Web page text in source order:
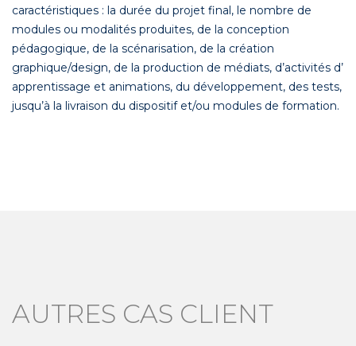
caractéristiques : la durée du projet final, le nombre de
modules ou modalités produites, de la conception
pédagogique, de la scénarisation, de la création
graphique/design, de la production de médiats, d’activités d’
apprentissage et animations, du développement, des tests,
jusqu’à la livraison du dispositif et/ou modules de formation.
AUTRES CAS CLIENT